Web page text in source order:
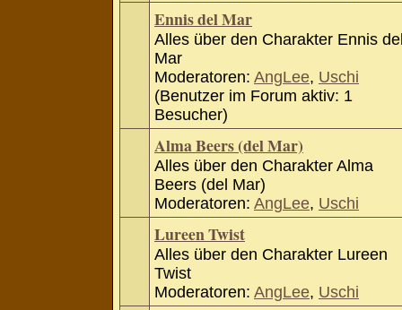
Ennis del Mar
Alles über den Charakter Ennis
Mar
Moderatoren: AngLee, Uschi
(Benutzer im Forum aktiv: 1
Besucher)
Alma Beers (del Mar)
Alles über den Charakter Alma
Beers (del Mar)
Moderatoren: AngLee, Uschi
Lureen Twist
Alles über den Charakter Lureen
Twist
Moderatoren: AngLee, Uschi